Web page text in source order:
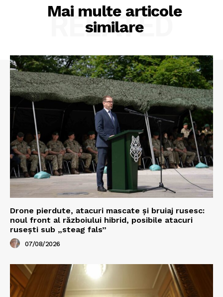
Mai multe articole
similare
RELATED
Drone pierdute, atacuri mascate și bruiaj rusesc:
noul front al războiului hibrid, posibile atacuri
rusești sub „steag fals”
07/08/2026